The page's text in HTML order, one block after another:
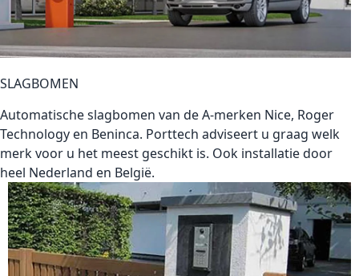
SLAGBOMEN
Automatischeslagbomen van de A-merken Nice, Roger
Technology en Beninca. Porttech adviseert u graag welk
merk voor u het meest geschikt is. Ook installatie door
heel Nederland en België.